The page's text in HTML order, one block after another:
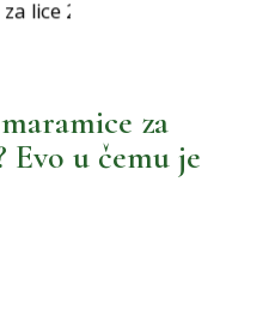
za
Evo u čemu je